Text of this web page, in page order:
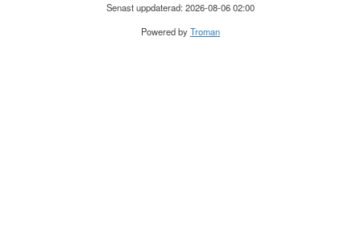
Senast uppdaterad: 2026-08-06 02:00
Powered byTroman